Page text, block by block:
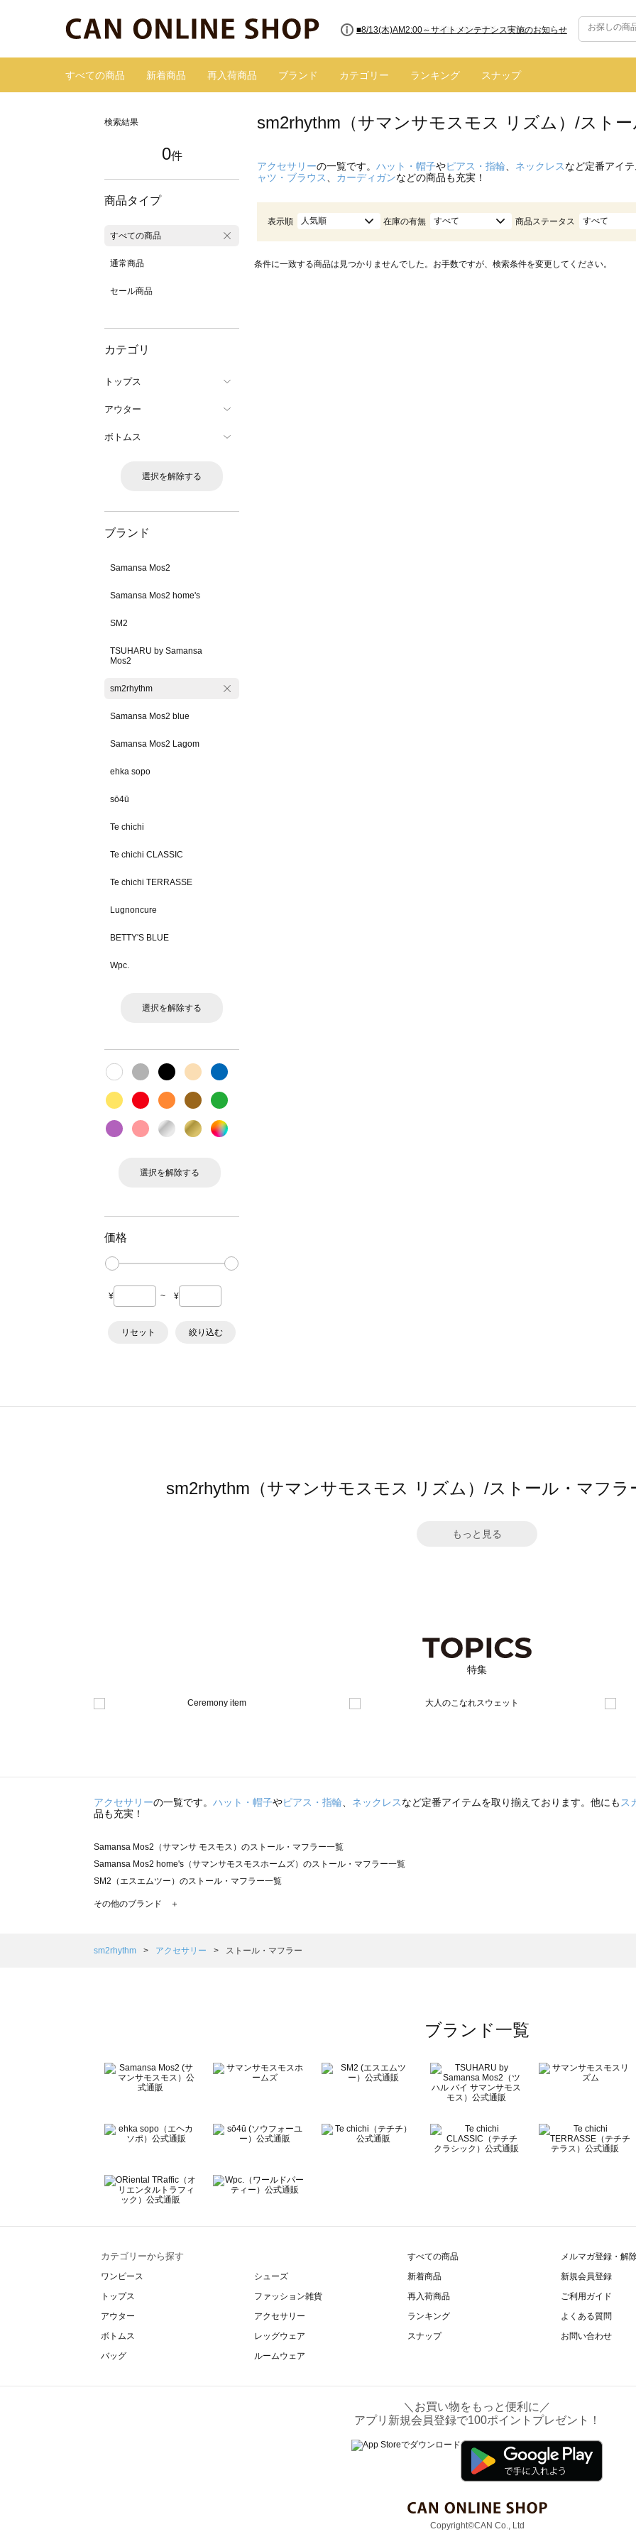
■8/13(木)AM2:00～サイトメンテナンス実施のお知らせ
すべての商品 新着商品 再入荷商品 ブランド カテゴリー ランキング スナップ
検索結果
0件
商品タイプ
すべての商品
通常商品
セール商品
カテゴリ
トップス
アウター
ボトムス
選択を解除する
ブランド
Samansa Mos2
Samansa Mos2 home's
SM2
TSUHARU by Samansa
Mos2
sm2rhythm
Samansa Mos2 blue
Samansa Mos2 Lagom
ehka sopo
sō4ū
Te chichi
Te chichi CLASSIC
Te chichi TERRASSE
Lugnoncure
BETTY'S BLUE
Wpc.
選択を解除する
選択を解除する
価格
¥ ~ ¥
リセット 絞り込む
sm2rhythm（サマンサモスモス リズム）/スト
アクセサリーの一覧です。 ハット・帽子やピアス・指輪 ネックレスなど定番アイ
ャツ・ブラウス
カーディガンなどの商品も充実！
表示順 人気順 在庫の有無 すべて 商品ステータス すべて
条件に一致する商品は見つかりませんでした。お手数ですが、検索条件を変更してください。
sm2rhythm（サマンサモスモス リズム）/ストール・マフ
もっと見る
特集
アクセサリーの一覧です。 ハット・帽子やピアス・指輪 ネックレスなど定番アイテムを取り揃えております。他にも ス
品も充実！
Samansa Mos2（サマンサ モスモス）のストール・マフラー一覧
Samansa Mos2 home's（サマンサモスモスホームズ）のストール・マフラー一覧
SM2（エスエムツー）のストール・マフラー一覧
TSUHARU by Samansa Mos2（ツハルバイサマンサモスモス）のストール・マフラー一覧
Samansa Mos2 Lagom（サマンサモスモス ラーゴム）のストール・マフラー一覧
BETTY'S BLUE（べティーズブルー）のストール・マフラー一覧
Wpc.（ワールドパーティー）のストール・マフラー一覧
その他のブランド ＋
sm2rhythm アクセサリー ストール・マフラー
ブランド一覧
カテゴリーから探す
ワンピース
トップス
アウター
ボトムス
バッグ
シューズ
ファッション雑貨
アクセサリー
レッグウェア
ルームウェア
すべての商品
新着商品
再入荷商品
ランキング
スナップ
メルマガ登録・解
新規会員登録
ご利用ガイド
よくある質問
お問い合わせ
＼お買い物をもっと便利に／
アプリ新規会員登録で100ポイントプレゼント！
Copyright©CAN Co., Ltd